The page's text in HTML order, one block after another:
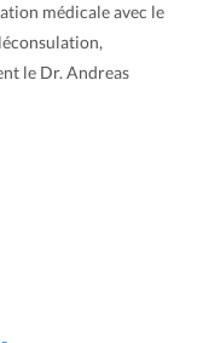
médicale avec le
le Dr. Andreas